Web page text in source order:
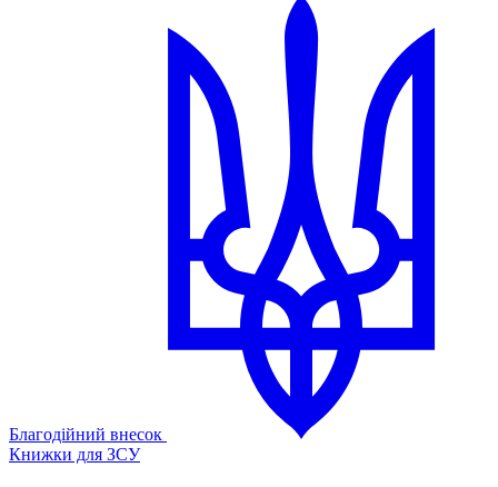
Благодійний внесок
Книжки для ЗСУ